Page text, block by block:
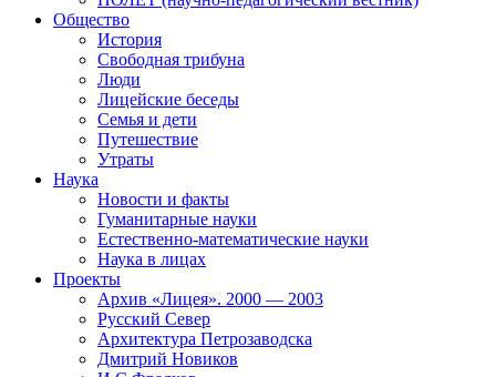
Общество
История
Свободная трибуна
Люди
Лицейские беседы
Семья и дети
Путешествие
Утраты
Наука
Новости и факты
Гуманитарные науки
Естественно-математические науки
Наука в лицах
Проекты
Архив «Лицея». 2000 — 2003
Русский Север
Архитектура Петрозаводска
Дмитрий Новиков